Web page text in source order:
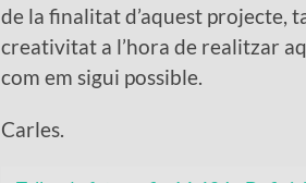
de la finalitat d’aquest projecte,
creativitat a l’hora de realitzar
com em sigui possible.
Carles.